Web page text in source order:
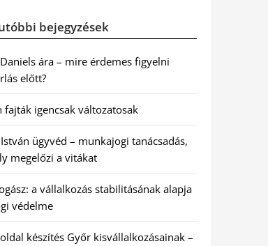
bejegyzések
Daniels ára – mire érdemes figyelni
előtt?
fajták igencsak változatosak
ügyvéd – munkajogi tanácsadás,
megelőzi a vitákat
a vállalkozás stabilitásának alapja
védelme
készítés Győr kisvállalkozásainak –